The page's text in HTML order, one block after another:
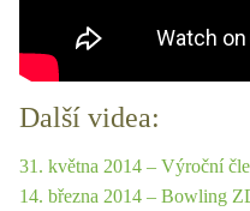
Další videa:
31. května 2014 – Výroční
14. března 2014 – Bowling